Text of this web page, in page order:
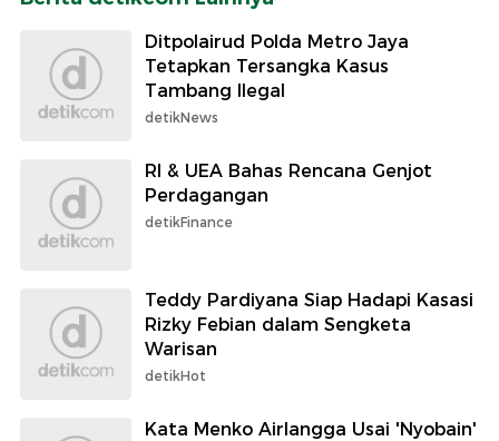
Ditpolairud Polda Metro Jaya
Tetapkan Tersangka Kasus
Tambang Ilegal
detikNews
RI & UEA Bahas Rencana Genjot
Perdagangan
detikFinance
Teddy Pardiyana Siap Hadapi Kasasi
Rizky Febian dalam Sengketa
Warisan
detikHot
Kata Menko Airlangga Usai 'Nyobain'